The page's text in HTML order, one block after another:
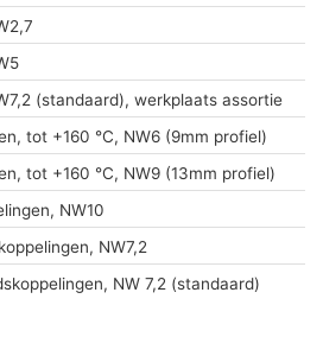
(standaard), werkplaats assortie
tot +160 °C, NW6 (9mm profiel)
tot +160 °C, NW9 (13mm profiel)
NW10
NW7,2
NW 7,2 (standaard)